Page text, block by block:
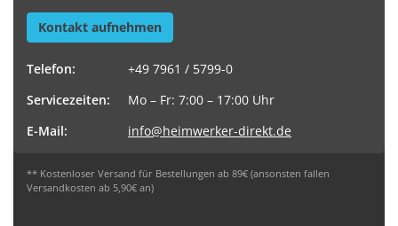
Kontakt aufnehmen
Telefon:
+49 7961 / 5799-0
Servicezeiten:
Mo – Fr: 7:00 – 17:00 Uhr
E-Mail:
info@heimwerker-direkt.de
** Kostenloser Versand für Bestellungen ab 89€ (ansonsten fallen
Versandkosten ab 5,90€ an)